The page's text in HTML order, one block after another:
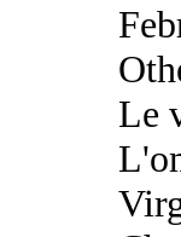
Le